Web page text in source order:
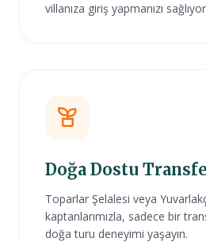
villanıza giriş yapmanızı
Doğa Dostu
Toparlar Şelalesi veya
kaptanlarımızla, sadece bir
doğa turu deneyimi yaşayın.